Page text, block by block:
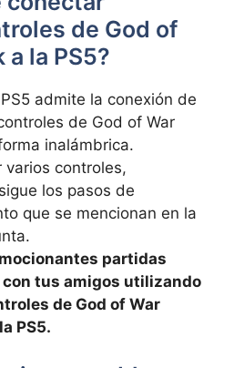
de God of
a la PS5?
admite la conexión de
de God of War
inalámbrica.
varios controles,
los pasos de
que se mencionan en la
partidas
tus amigos utilizando
de God of War
PS5.